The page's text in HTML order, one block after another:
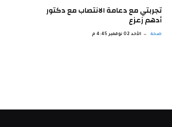
تجربتي مع دعامة الانتصاب مع دكتور
أدهم زعزع
صحة الأحد 02 نوفمبر 4:45 م